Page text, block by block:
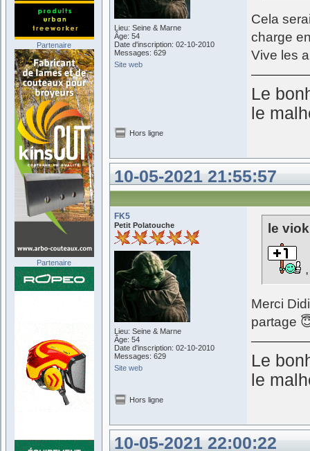
Lieu: Seine & Marne
Âge: 54
Date d'inscription: 02-10-2010
Messages: 629
Site web
Cela
charge
Vive les
Le
le
Hors ligne
10-05-2021 21:55:57
FK5
Petit Polatouche
Lieu: Seine & Marne
Âge: 54
Date d'inscription: 02-10-2010
Messages: 629
Site web
le
Merci
partage
Le
le
Hors ligne
10-05-2021 22:00:22
Partenaire
Partenaire